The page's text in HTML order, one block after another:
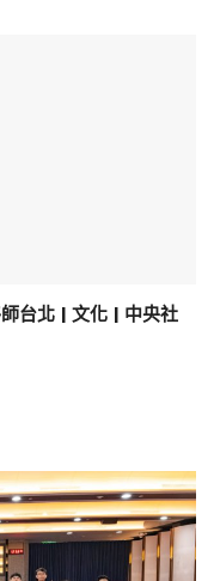
台北 | 文化 | 中央社